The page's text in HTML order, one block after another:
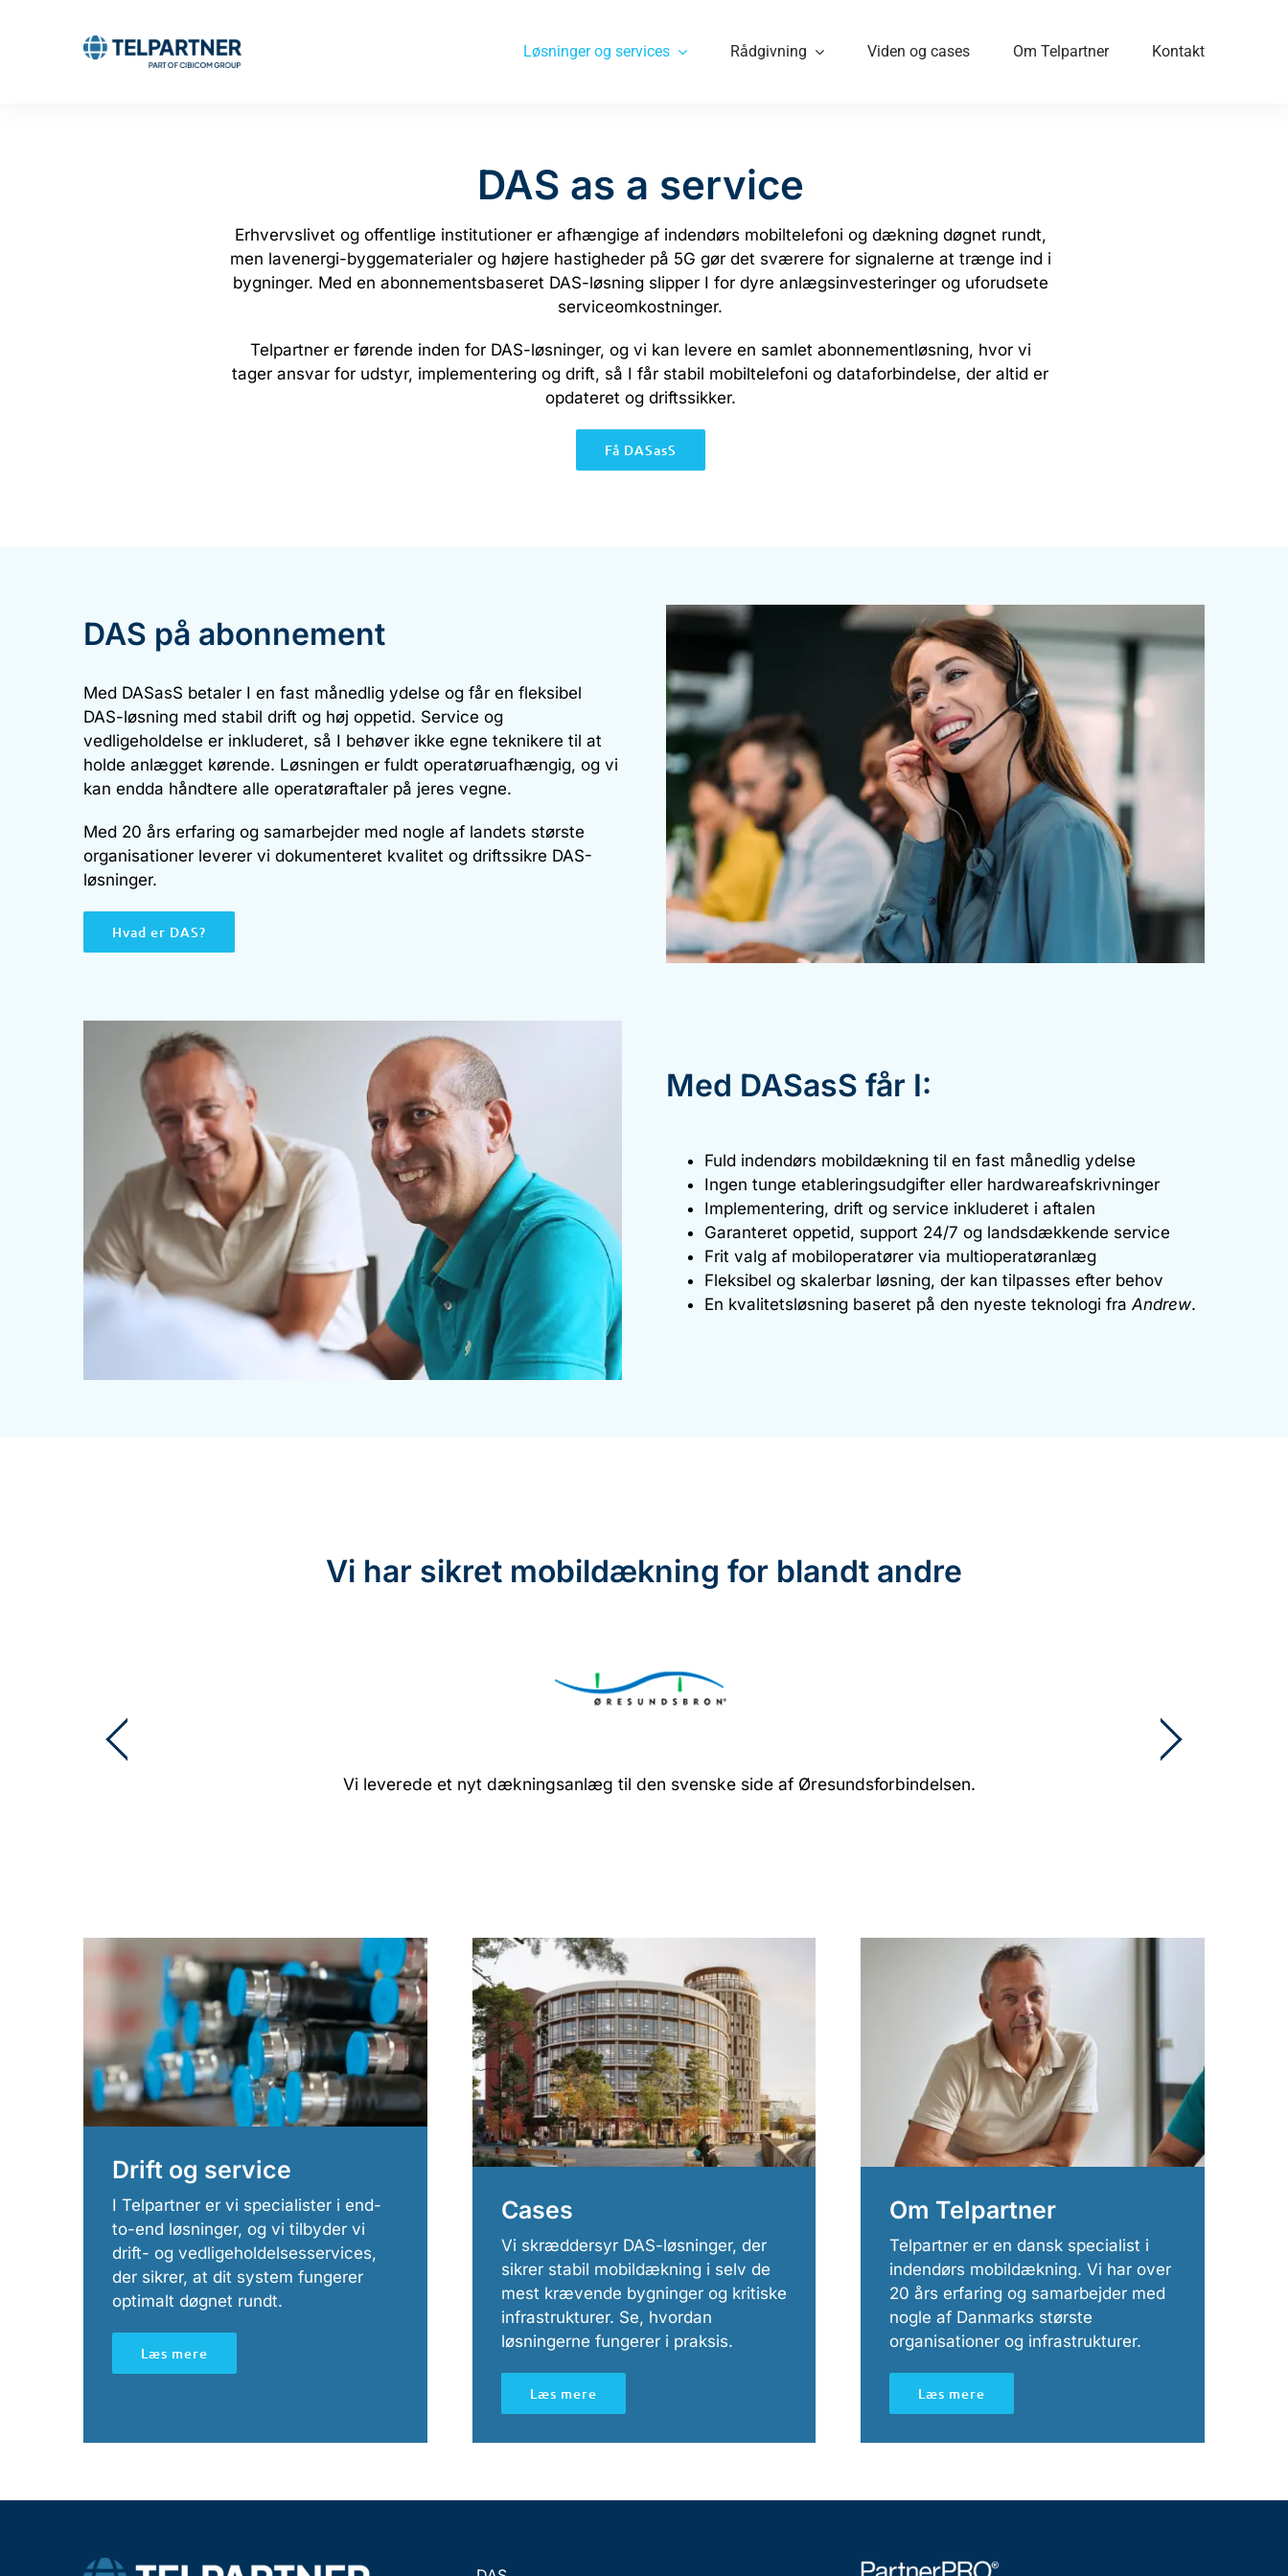
Løsninger og services Rådgivning Viden og cases Om Telpartner Kontakt
DAS as a service
Erhvervslivet og offentlige institutioner er afhængige af indendørs mobiltelefoni og dækning døgnet rundt,
men lavenergi-byggematerialer og højere hastigheder på 5G gør det sværere for signalerne at trænge ind i
bygninger. Med en abonnementsbaseret DAS-løsning slipper I for dyre anlægsinvesteringer og uforudsete
serviceomkostninger.
Telpartner er førende inden for DAS-løsninger, og vi kan levere en samlet abonnementløsning, hvor vi
tager ansvar for udstyr, implementering og drift, så I får stabil mobiltelefoni og dataforbindelse, der altid er
opdateret og driftssikker.
Få DASasS
DAS på abonnement
Med DASasS betaler I en fast månedlig ydelse og får en fleksibel
DAS-løsning med stabil drift og høj oppetid. Service og
vedligeholdelse er inkluderet, så I behøver ikke egne teknikere til at
holde anlægget kørende. Løsningen er fuldt operatøruafhængig, og vi
kan endda håndtere alle operatøraftaler på jeres vegne.
Med 20 års erfaring og samarbejder med nogle af landets største
organisationer leverer vi dokumenteret kvalitet og driftssikre DAS-
løsninger.
Hvad er DAS?
Med DASasS får I:
Fuld indendørs mobildækning til en fast månedlig ydelse
Ingen tunge etableringsudgifter eller hardwareafskrivninger
Implementering, drift og service inkluderet i aftalen
Garanteret oppetid, support 24/7 og landsdækkende service
Frit valg af mobiloperatører via multioperatøranlæg
Fleksibel og skalerbar løsning, der kan tilpasses efter behov
En kvalitetsløsning baseret på den nyeste teknologi fraAndrew.
Vi har sikret mobil­dækning for blandt andre
Vi leverede et nyt dækningsanlæg til den svenske side af Øresundsforbindelsen.
Drift og service
I Telpartner er vi specialister i end-
to-end løsninger, og vi tilbyder vi
drift- og vedligeholdelsesservices,
der sikrer, at dit system fungerer
optimalt døgnet rundt.
Læs mere
Cases
Vi skræddersyr DAS-løsninger, der
sikrer stabil mobildækning i selv de
mest krævende bygninger og kritiske
infrastrukturer. Se, hvordan
løsningerne fungerer i praksis.
Læs mere
Om Telpartner
Telpartner er en dansk specialist i
indendørs mobildækning. Vi har over
20 års erfaring og samarbejder med
nogle af Danmarks største
organisationer og infrastrukturer.
Læs mere